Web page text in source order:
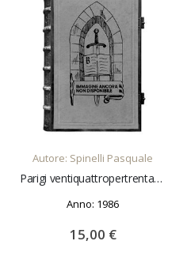
AGGIUNGI AL CARRELLO
Autore: Spinelli Pasquale
Parigi ventiquattropertrentasei
Anno: 1986
15,00 €